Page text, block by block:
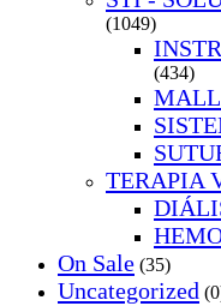
(1049)
(434)
TERAPIA
On Sale (35)
Uncategorized